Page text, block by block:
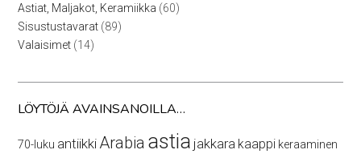
Astiat, Maljakot, Keramiikka 6060
Sisustustavarat 8989
Valaisimet 1414
LÖYTÖJÄ AVAINSANOILLA…
70-luku antiikki Arabia astia jakkara kaappi keraaminen